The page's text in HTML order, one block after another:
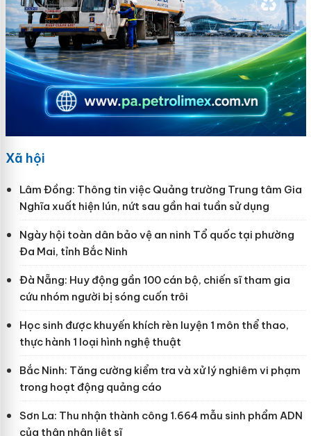
Xã hội
Lâm Đồng: Thông tin việc Quảng trường Trung tâm Gia
Nghĩa xuất hiện lún, nứt sau gần hai tuần sử dụng
Ngày hội toàn dân bảo vệ an ninh Tổ quốc tại phường
Đa Mai, tỉnh Bắc Ninh
Đà Nẵng: Huy động gần 100 cán bộ, chiến sĩ tham gia
cứu nhóm người bị sóng cuốn trôi
Học sinh được khuyến khích rèn luyện 1 môn thể thao,
thực hành 1 loại hình nghệ thuật
Bắc Ninh: Tăng cường kiểm tra và xử lý nghiêm vi phạm
trong hoạt động quảng cáo
Sơn La: Thu nhận thành công 1.664 mẫu sinh phẩm ADN
của thân nhân liệt sĩ